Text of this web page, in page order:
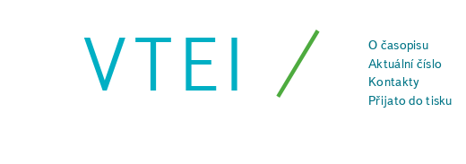
VTEI O časopisu
Aktuální číslo
Kontakty
Přijato do tisku